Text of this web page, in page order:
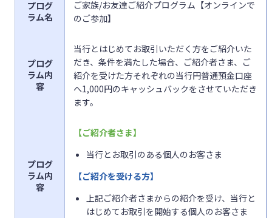
プログ
ラム名
ご家族/お友達ご紹介プログラム【オンラインで
のご参加】
プログ
ラム内
容
当行とはじめてお取引いただく方をご紹介いた
だき、条件を満たした場合、ご紹介者さま、ご
紹介を受けた方それぞれの当行円普通預金口座
へ1,000円のキャッシュバックをさせていただき
ます。
プログ
ラム内
容
【ご紹介者さま】
当行とお取引のある個人のお客さま
【ご紹介を受ける方】
上記ご紹介者さまからの紹介を受け、当行と
はじめてお取引を開始する個人のお客さま